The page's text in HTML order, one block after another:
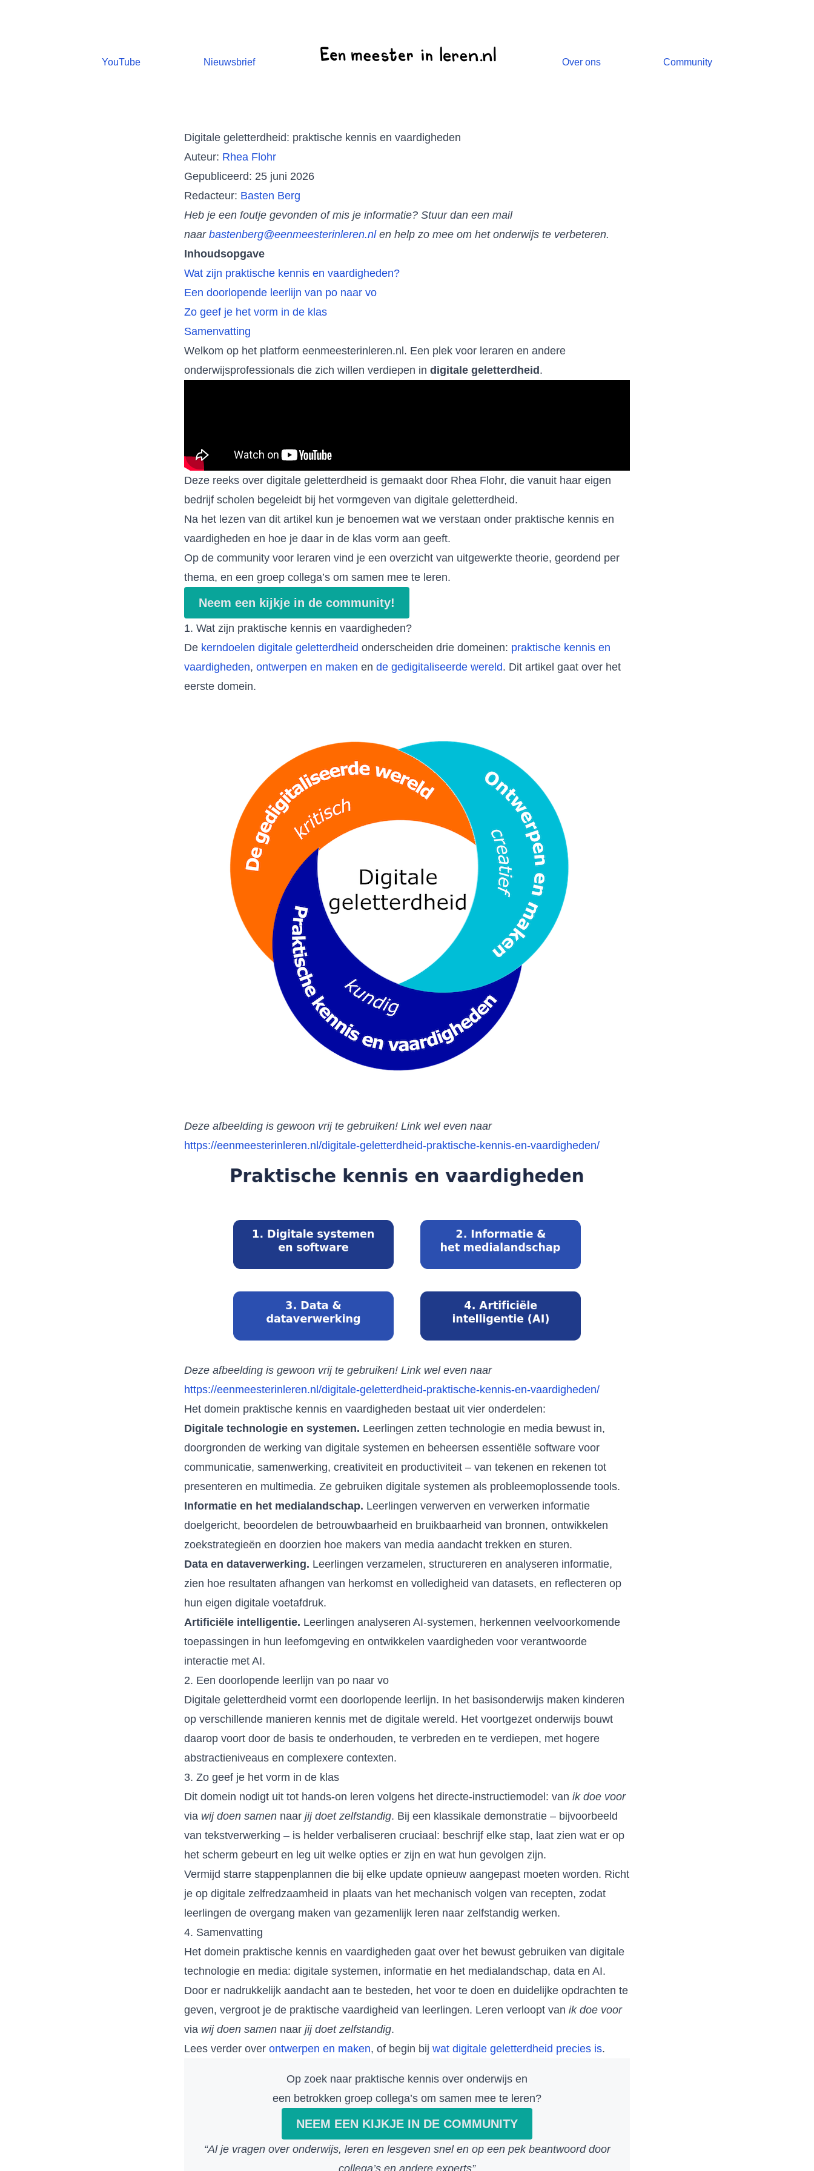
YouTube Nieuwsbrief Over ons Community
Digitale geletterdheid: praktische kennis en vaardigheden
Auteur: Rhea Flohr
Gepubliceerd: 25 juni 2026
Redacteur: Basten Berg
Heb je een foutje gevonden of mis je informatie? Stuur dan een mail
naar bastenberg@eenmeesterinleren.nlen help zo mee om het onderwijs te verbeteren.
Inhoudsopgave
Wat zijn praktische kennis en vaardigheden?
Een doorlopende leerlijn van po naar vo
Zo geef je het vorm in de klas
Samenvatting
Welkom op het platform eenmeesterinleren.nl. Een plek voor leraren en andere
onderwijsprofessionals die zich willen verdiepen in digitale geletterdheid .
Deze reeks over digitale geletterdheid is gemaakt door Rhea Flohr, die vanuit haar eigen
bedrijf scholen begeleidt bij het vormgeven van digitale geletterdheid.
Na het lezen van dit artikel kun je benoemen wat we verstaan onder praktische kennis en
vaardigheden en hoe je daar in de klas vorm aan geeft.
Op de community voor leraren vind je een overzicht van uitgewerkte theorie, geordend per
thema, en een groep collega’s om samen mee te leren.
Neem een kijkje in de community!
1. Wat zijn praktische kennis en vaardigheden?
De kerndoelen digitale geletterdheid onderscheiden drie domeinen: praktische kennis en
vaardigheden, ontwerpen en maken en de gedigitaliseerde wereld. Dit artikel gaat over het
eerste domein.
Deze afbeelding is gewoon vrij te gebruiken! Link wel even naar
https://eenmeesterinleren.nl/digitale-geletterdheid-praktische-kennis-en-vaardigheden/
Deze afbeelding is gewoon vrij te gebruiken! Link wel even naar
https://eenmeesterinleren.nl/digitale-geletterdheid-praktische-kennis-en-vaardigheden/
Het domein praktische kennis en vaardigheden bestaat uit vier onderdelen:
Digitale technologie en systemen. Leerlingen zetten technologie en media bewust in,
doorgronden de werking van digitale systemen en beheersen essentiële software voor
communicatie, samenwerking, creativiteit en productiviteit – van tekenen en rekenen tot
presenteren en multimedia. Ze gebruiken digitale systemen als probleemoplossende tools.
Informatie en het medialandschap. Leerlingen verwerven en verwerken informatie
doelgericht, beoordelen de betrouwbaarheid en bruikbaarheid van bronnen, ontwikkelen
zoekstrategieën en doorzien hoe makers van media aandacht trekken en sturen.
Data en dataverwerking. Leerlingen verzamelen, structureren en analyseren informatie,
zien hoe resultaten afhangen van herkomst en volledigheid van datasets, en reflecteren op
hun eigen digitale voetafdruk.
Artificiële intelligentie. Leerlingen analyseren AI-systemen, herkennen veelvoorkomende
toepassingen in hun leefomgeving en ontwikkelen vaardigheden voor verantwoorde
interactie met AI.
2. Een doorlopende leerlijn van po naar vo
Digitale geletterdheid vormt een doorlopende leerlijn. In het basisonderwijs maken kinderen
op verschillende manieren kennis met de digitale wereld. Het voortgezet onderwijs bouwt
daarop voort door de basis te onderhouden, te verbreden en te verdiepen, met hogere
abstractieniveaus en complexere contexten.
3. Zo geef je het vorm in de klas
Dit domein nodigt uit tot hands-on leren volgens het directe-instructiemodel: van ik doe voor
via wij doen samen naar jij doet zelfstandig. Bij een klassikale demonstratie – bijvoorbeeld
van tekstverwerking – is helder verbaliseren cruciaal: beschrijf elke stap, laat zien wat er op
het scherm gebeurt en leg uit welke opties er zijn en wat hun gevolgen zijn.
Vermijd starre stappenplannen die bij elke update opnieuw aangepast moeten worden. Richt
je op digitale zelfredzaamheid in plaats van het mechanisch volgen van recepten, zodat
leerlingen de overgang maken van gezamenlijk leren naar zelfstandig werken.
4. Samenvatting
Het domein praktische kennis en vaardigheden gaat over het bewust gebruiken van digitale
technologie en media: digitale systemen, informatie en het medialandschap, data en AI.
Door er nadrukkelijk aandacht aan te besteden, het voor te doen en duidelijke opdrachten te
geven, vergroot je de praktische vaardigheid van leerlingen. Leren verloopt van ik doe voor
via wij doen samen naar jij doet zelfstandig.
Lees verder over ontwerpen en maken, of begin bij wat digitale geletterdheid precies is.
Op zoek naar praktische kennis over onderwijs en
een betrokken groep collega’s om samen mee te leren?
NEEM EEN KIJKJE IN DE COMMUNITY
“Al je vragen over onderwijs, leren en lesgeven snel en op een pek beantwoord door
collega’s en andere experts”